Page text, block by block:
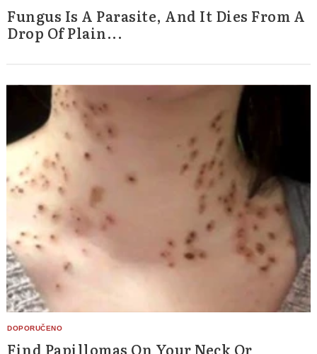
Fungus Is A Parasite, And It Dies From A
Drop Of Plain...
Find Papillomas On Your Neck Or